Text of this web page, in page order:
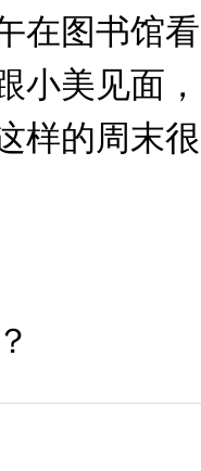
ê
L
ê
n
t
在图书馆看
小美见面，
样的周末很